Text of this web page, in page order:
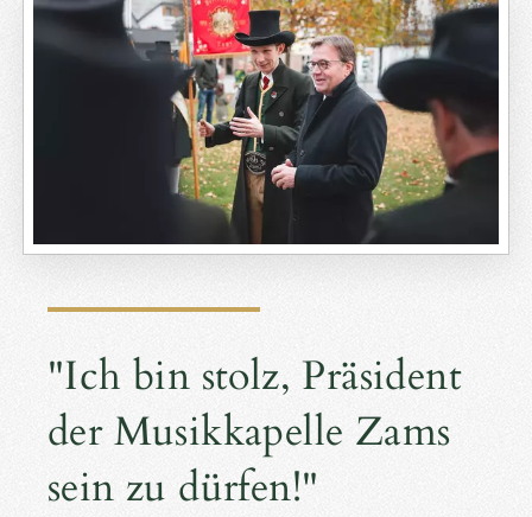
"Ich bin stolz, Präsident
der Musikkapelle Zams
sein zu dürfen!"